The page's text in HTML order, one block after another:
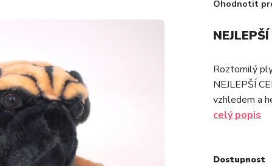
Ohodnotit
Roztomilý
NEJLEPŠÍ
vzhledem a
celý popis
Dostupnost